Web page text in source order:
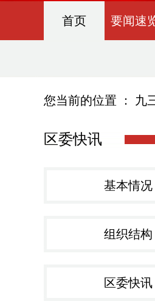
首页 要闻速
您当前的位置 ： 九
区委快讯
基本情况
组织结构
区委快讯